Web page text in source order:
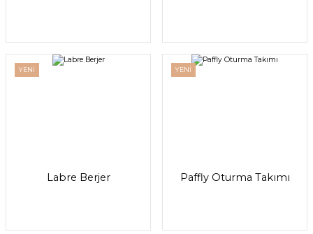
YENİ
Labre Berjer
YENİ
Paffly Oturma Takımı